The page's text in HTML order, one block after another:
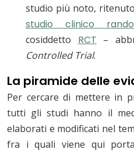
studio più noto,
studio clinico
cosiddetto RCT –
Controlled Trial.
La piramide delle
Per cercare di mettere in
tutti gli studi hanno il
elaborati e modificati nel
fra i quali viene qui